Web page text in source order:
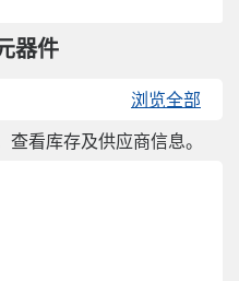
器件
浏览全部
看库存及供应商信息。